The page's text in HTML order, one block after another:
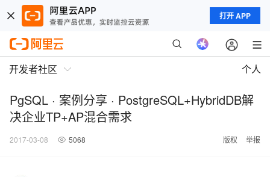
打开 APP
开发者社区 个人
PgSQL · 案例分享 · PostgreSQL+HybridDB解
决企业TP+AP混合需求
2017-03-08 5068 版权 举报